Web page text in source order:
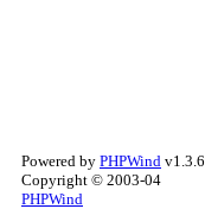
Powered by PHPWind v1.3.6
Copyright © 2003-04
PHPWind